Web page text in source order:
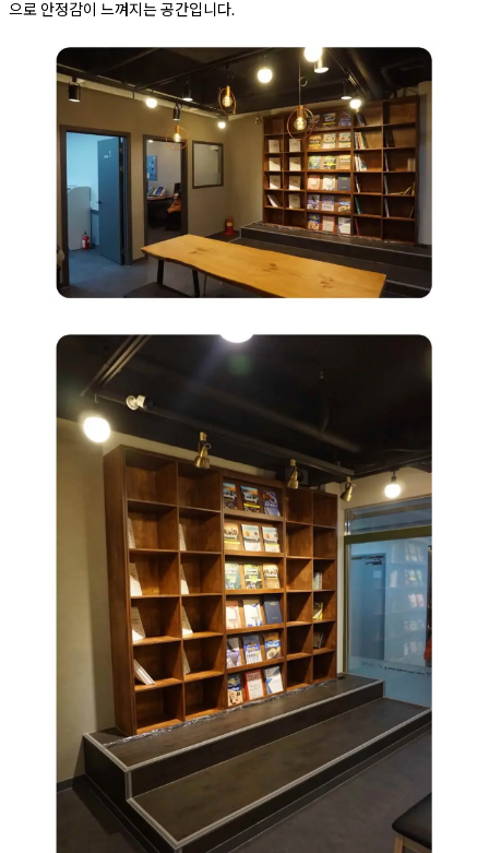
으로 안정감이 느껴지는 공간입니다.